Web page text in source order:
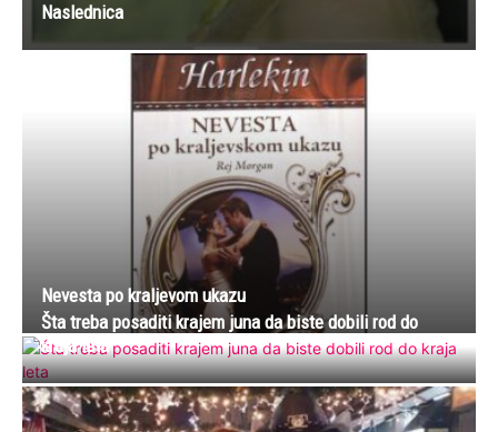
Naslednica
Nevesta po kraljevom ukazu
Šta treba posaditi krajem juna da biste dobili rod do
kraja leta